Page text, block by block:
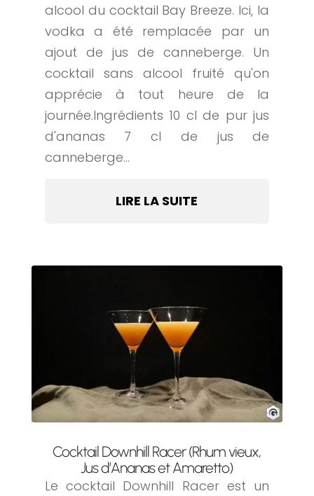
alcool du cocktail Bay Breeze. Ici, la
vodka a été remplacée par un
ajout de jus de canneberge. Un
cocktail sans alcool fruité qu'on
apprécie à tout heure de la
journée.Ingrédients 10 cl de pur jus
d'ananas 7 cl de jus de
canneberge...
LIRE LA SUITE
Cocktail Downhill Racer (Rhum vieux,
Jus d’Ananas et Amaretto)
Le cocktail Downhill Racer est un